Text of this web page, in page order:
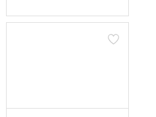
20. [경제학][기본강의] 16. 가격효과